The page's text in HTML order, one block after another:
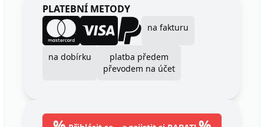
PLATEBNÍ METODY
na fakturu
na dobírku
platba předem
převodem na účet